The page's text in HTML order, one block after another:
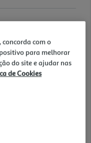
100 g de produto
Preparado
concorda com o
para melhorar
do site e ajudar nas
de Cookies